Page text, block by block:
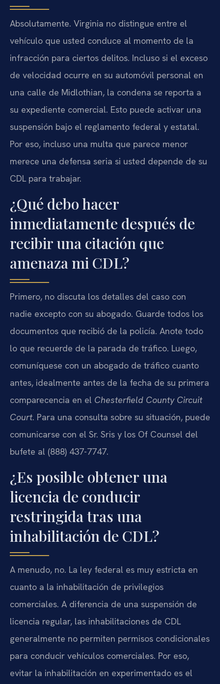
Absolutamente. Virginia no distingue entre el
vehículo que usted conduce al momento de la
infracción para ciertos delitos. Incluso si el exceso
de velocidad ocurre en su automóvil personal en
una calle de Midlothian, la condena se reporta a
su expediente comercial. Esto puede activar una
suspensión bajo el reglamento federal y estatal.
Por eso, incluso una multa que parece menor
merece una defensa seria si usted depende de su
CDL para trabajar.
¿Qué debo hacer
inmediatamente después de
recibir una citación que
amenaza mi CDL?
Primero, no discuta los detalles del caso con
nadie excepto con su abogado. Guarde todos los
documentos que recibió de la policía. Anote todo
lo que recuerde de la parada de tráfico. Luego,
comuníquese con un abogado de tráfico cuanto
antes, idealmente antes de la fecha de su primera
comparecencia en el Chesterfield County Circuit
Court. Para una consulta sobre su situación, puede
comunicarse con el Sr. Sris y los Of Counsel del
bufete al (888) 437-7747.
¿Es posible obtener una
licencia de conducir
restringida tras una
inhabilitación de CDL?
A menudo, no. La ley federal es muy estricta en
cuanto a la inhabilitación de privilegios
comerciales. A diferencia de una suspensión de
licencia regular, las inhabilitaciones de CDL
generalmente no permiten permisos condicionales
para conducir vehículos comerciales. Por eso,
evitar la inhabilitación en experimentado es el